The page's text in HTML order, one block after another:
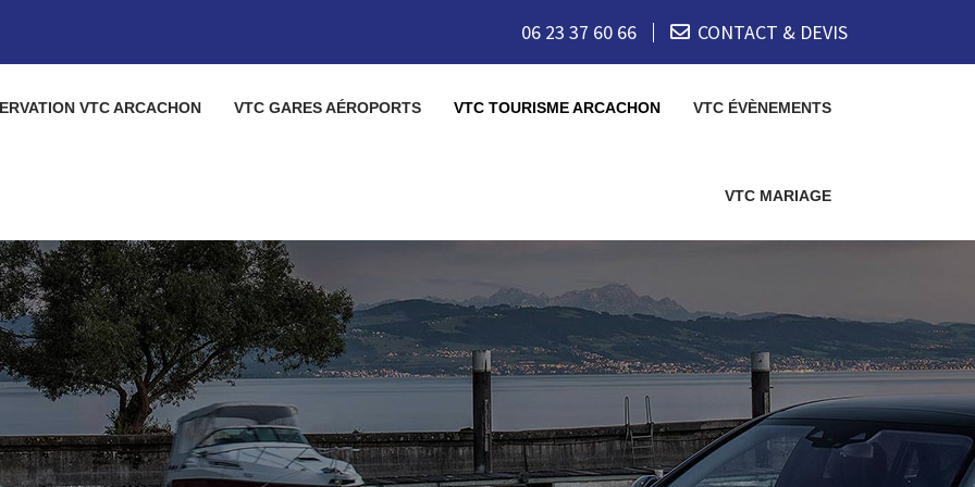
06 23 37 60 66 CONTACT & DEVIS
VTC ARCACHON VTC GARES AÉROPORTS VTC TOURISME ARCACHON VTC ÉVÈNEMENTS
VTC MARIAGE